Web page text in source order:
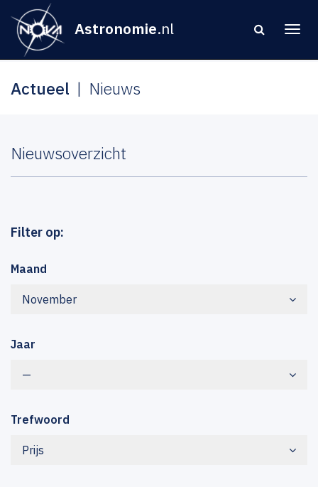
Astronomie.nl
Actueel Nieuws
Nieuwsoverzicht
Filter op:
Maand
November
Jaar
—
Trefwoord
Prijs